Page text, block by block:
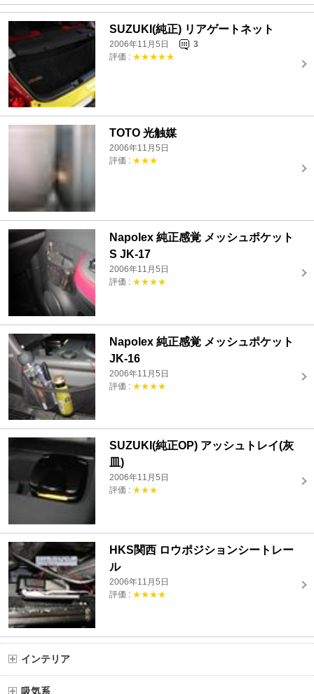
SUZUKI(純正) リアゲートネット
2006年11月5日
3
評価 : ★★★★★
TOTO 光触媒
2006年11月5日
評価 : ★★★
Napolex 純正感覚 メッシュポケット
S JK-17
2006年11月5日
評価 : ★★★★
Napolex 純正感覚 メッシュポケット
JK-16
2006年11月5日
評価 : ★★★★
SUZUKI(純正OP) アッシュトレイ(灰
皿)
2006年11月5日
評価 : ★★★
HKS関西 ロウポジションシートレー
ル
2006年11月5日
評価 : ★★★★
インテリア
吸気系